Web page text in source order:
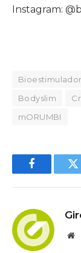
Instagram:
Bodyslim
mORUMBI
Facebook